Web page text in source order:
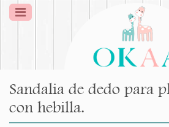
Sandalia de dedo para
con hebilla.